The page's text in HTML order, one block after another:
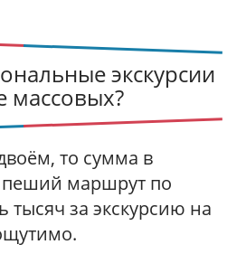
экскурсии
массовых?
то сумма в
пеший маршрут по
тысяч за экскурсию на